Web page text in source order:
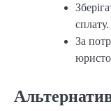
сплату.
За